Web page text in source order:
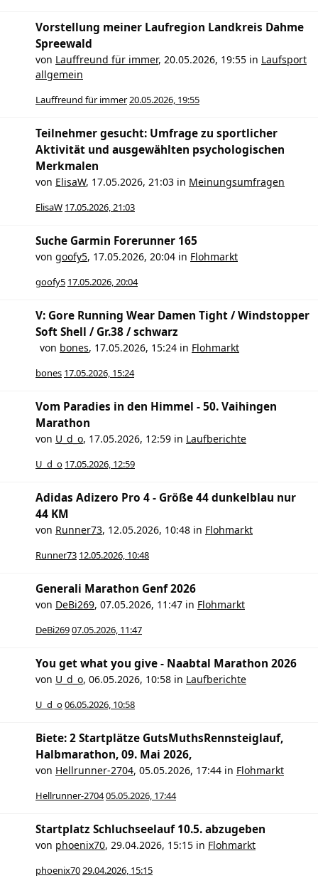
Vorstellung meiner Laufregion Landkreis Dahme
Spreewald
von Lauffreund für immer, 20.05.2026, 19:55 in Laufsport
allgemein
Lauffreund für immer20.05.2026, 19:55
Teilnehmer gesucht: Umfrage zu sportlicher
Aktivität und ausgewählten psychologischen
Merkmalen
von ElisaW, 17.05.2026, 21:03 in Meinungsumfragen
ElisaW 17.05.2026, 21:03
Suche Garmin Forerunner 165
von goofy5, 17.05.2026, 20:04 in Flohmarkt
goofy5 17.05.2026, 20:04
V: Gore Running Wear Damen Tight / Windstopper
Soft Shell / Gr.38 / schwarz
von bones, 17.05.2026, 15:24 in Flohmarkt
bones 17.05.2026, 15:24
Vom Paradies in den Himmel - 50. Vaihingen
Marathon
von U_d_o, 17.05.2026, 12:59 in Laufberichte
U_d_o 17.05.2026, 12:59
Adidas Adizero Pro 4 - Größe 44 dunkelblau nur
44 KM
von Runner73, 12.05.2026, 10:48 in Flohmarkt
Runner73 12.05.2026, 10:48
Generali Marathon Genf 2026
von DeBi269, 07.05.2026, 11:47 in Flohmarkt
DeBi26907.05.2026, 11:47
You get what you give - Naabtal Marathon 2026
von U_d_o, 06.05.2026, 10:58 in Laufberichte
U_d_o06.05.2026, 10:58
Biete: 2 Startplätze GutsMuthsRennsteiglauf,
Halbmarathon, 09. Mai 2026,
von Hellrunner-2704, 05.05.2026, 17:44 in Flohmarkt
Hellrunner-270405.05.2026, 17:44
Startplatz Schluchseelauf 10.5. abzugeben
von phoenix70, 29.04.2026, 15:15 in Flohmarkt
phoenix7029.04.2026, 15:15